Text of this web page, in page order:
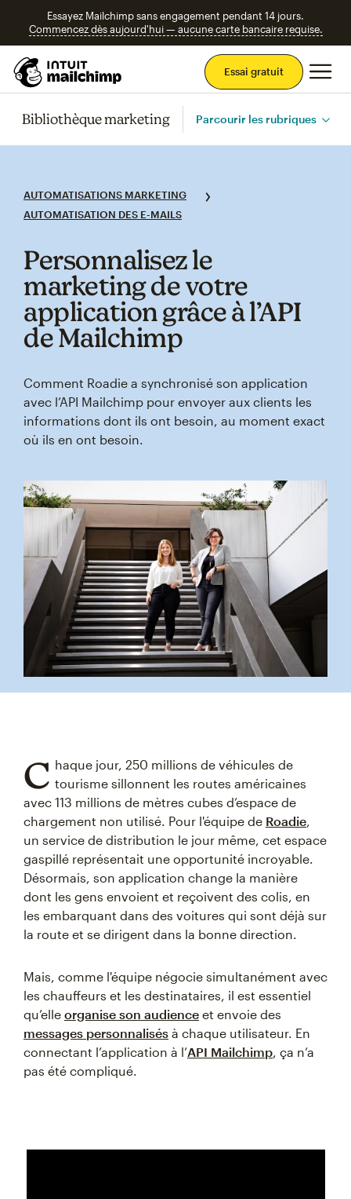
Essayez Mailchimp sans engagement pendant 14 jours.
Commencez dès aujourd'hui — aucune carte bancaire requise.
Essai gratuit
Bibliothèque marketing Parcourir les rubriques
AUTOMATISATIONS MARKETING
AUTOMATISATION DES E-MAILS
Personnalisez le
marketing de votre
application grâce à l’API
de Mailchimp
Comment Roadie a synchronisé son application
avec l’API Mailchimp pour envoyer aux clients les
informations dont ils ont besoin, au moment exact
où ils en ont besoin.
C haque jour, 250 millions de véhicules de
tourisme sillonnent les routes américaines
avec 113 millions de mètres cubes d’espace de
chargement non utilisé. Pour l'équipe de Roadie,
un service de distribution le jour même, cet espace
gaspillé représentait une opportunité incroyable.
Désormais, son application change la manière
dont les gens envoient et reçoivent des colis, en
les embarquant dans des voitures qui sont déjà sur
la route et se dirigent dans la bonne direction.
Mais, comme l'équipe négocie simultanément avec
les chauffeurs et les destinataires, il est essentiel
qu’elle organise son audience et envoie des
messages personnalisés à chaque utilisateur. En
connectant l’application à l’API Mailchimp, ça n’a
pas été compliqué.